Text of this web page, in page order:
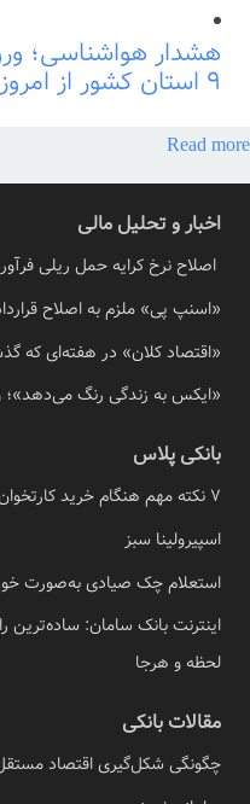
هشدار هواشناسی؛
۹ استان کشور از امروز
Read more
اخبار و تحلیل مالی
اصلاح نرخ کرایه حمل ریلی
«اسنپ پی» ملزم به اصلاح
«اقتصاد کلان» در هفته‌ای که
«ایکس به زندگی رنگ می‌دهد»؛
بانکی پلاس
7 نکته مهم هنگام خرید کارتخوان
اسپیرولینا سبز
استعلام چک صیادی به‌صورت
اینترنت بانک سامان: ساده‌ترین
لحظه و هرجا
مقالات بانکی
چگونگی شکل‌گیری اقتصاد